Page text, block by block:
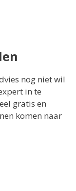
nog niet wil
in te
gratis en
komen naar